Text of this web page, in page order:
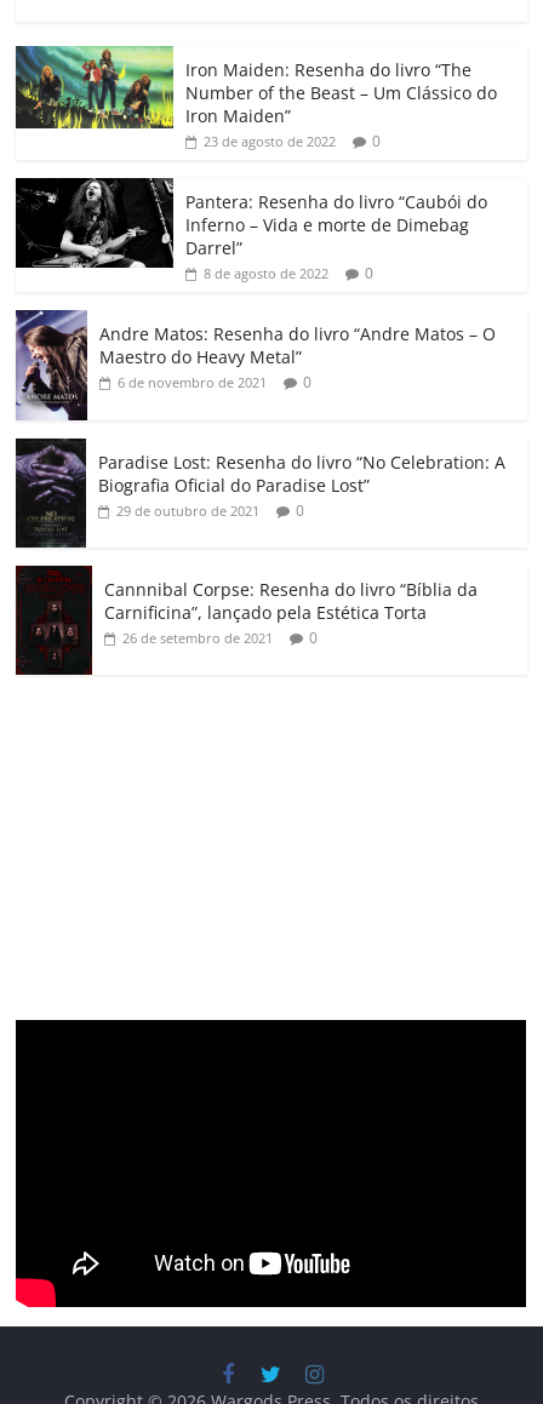
c
e
b
o
o
k
itt
er
at
s
A
p
e
dI
gl
e
Cl
a
ss
ro
o
p
y
Li
k
m
p
h
ar
Iron Maiden: Resenha do livro “The
Number of the Beast – Um Clássico do
Iron Maiden”
23 de agosto de 2022 0
Pantera: Resenha do livro “Caubói do
Inferno – Vida e morte de Dimebag
Darrel”
8 de agosto de 2022 0
Andre Matos: Resenha do livro “Andre Matos – O
Maestro do Heavy Metal”
6 de novembro de 2021 0
Paradise Lost: Resenha do livro “No Celebration: A
Biografia Oficial do Paradise Lost”
29 de outubro de 2021 0
Cannnibal Corpse: Resenha do livro “Bíblia da
Carnificina”, lançado pela Estética Torta
26 de setembro de 2021 0